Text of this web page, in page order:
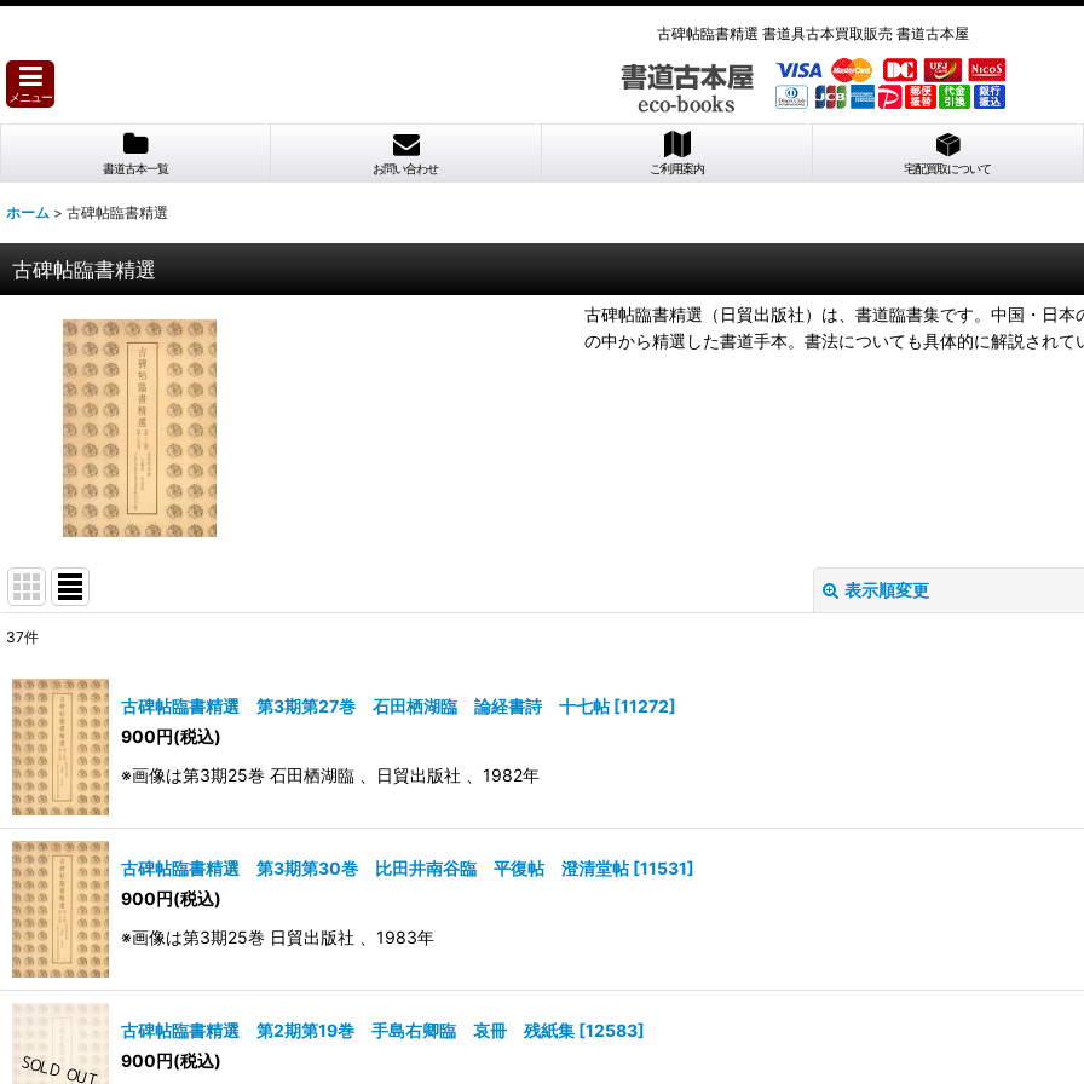
古碑帖臨書精選 書道具古本買取販売 書道古本屋
メニュー
書道古本一覧 お問い合わせ ご利用案内 宅配買取について
ホーム > 古碑帖臨書精選
古碑帖臨書精選
古碑帖臨書精選（日貿出版社）は、書道臨書集です。中国・日
の中から精選した書道手本。書法についても具体的に解説されて
表示順変更
並び順 :
37件
古碑帖臨書精選 第3期第27巻 石田栖湖臨 論経書詩 十七帖 [11272]
900円(税込)
※画像は第3期25巻 石田栖湖臨 、日貿出版社 、1982年
古碑帖臨書精選 第3期第30巻 比田井南谷臨 平復帖 澄清堂帖 [11531]
900円(税込)
※画像は第3期25巻 日貿出版社 、1983年
古碑帖臨書精選 第2期第19巻 手島右卿臨 哀冊 残紙集 [12583]
900円(税込)